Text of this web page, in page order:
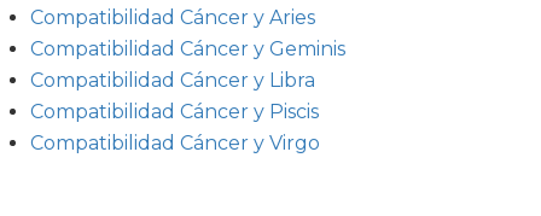
Compatibilidad Cáncer y Aries
Compatibilidad Cáncer y Geminis
Compatibilidad Cáncer y Libra
Compatibilidad Cáncer y Piscis
Compatibilidad Cáncer y Virgo